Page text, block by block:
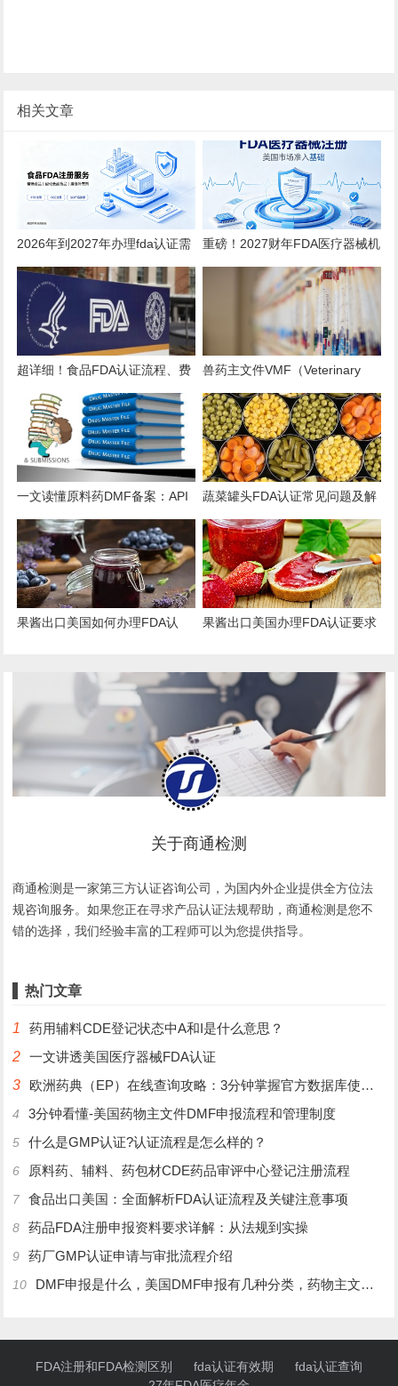
相关文章
2026年到2027年办理fda认证需
要多少钱？
重磅！2027财年FDA医疗器械机
构注册年费上调至 $13785！
超详细！食品FDA认证流程、费
用、时效、误区解析
兽药主文件VMF（Veterinary
Master Files）注册办理指南
一文读懂原料药DMF备案：API
出口的“身份证”与“通行证”
蔬菜罐头FDA认证常见问题及解
决方案
果酱出口美国如何办理FDA认
果酱出口美国办理FDA认证要求
关于商通检测
商通检测是一家第三方认证咨询公司，为国内外企业提供全方位法
规咨询服务。如果您正在寻求产品认证法规帮助，商通检测是您不
错的选择，我们经验丰富的工程师可以为您提供指导。
热门文章
1
药用辅料CDE登记状态中A和I是什么意思？
2
一文讲透美国医疗器械FDA认证
3
欧洲药典（EP）在线查询攻略：3分钟掌握官方数据库使用技巧
4 3分钟看懂-美国药物主文件DMF申报流程和管理制度
5 什么是GMP认证?认证流程是怎么样的？
6 原料药、辅料、药包材CDE药品审评中心登记注册流程
7 食品出口美国：全面解析FDA认证流程及关键注意事项
8 药品FDA注册申报资料要求详解：从法规到实操
9 药厂GMP认证申请与审批流程介绍
10 DMF申报是什么，美国DMF申报有几种分类，药物主文件备案流程介绍
FDA注册和FDA检测区别 fda认证有效期
fda认证查询